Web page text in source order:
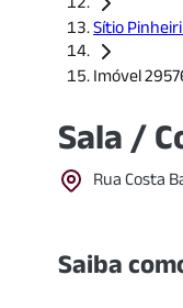
Sítio
Imóvel
Sala /
Rua Costa
Saiba